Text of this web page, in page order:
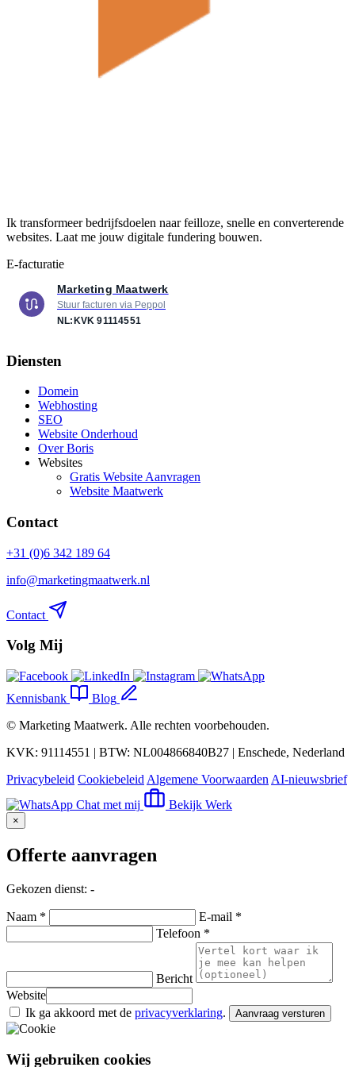
Ik transformeer bedrijfsdoelen naar feilloze, snelle en converterende
websites. Laat me jouw digitale fundering bouwen.
E-facturatie
Marketing Maatwerk
Stuur facturen via Peppol
NL:KVK 91114551
Diensten
Domein
Webhosting
SEO
Website Onderhoud
Over Boris
Websites
Gratis Website Aanvragen
Website Maatwerk
Contact
+31 (0)6 342 189 64
info@marketingmaatwerk.nl
Contact
Volg Mij
Kennisbank
Blog
© Marketing Maatwerk. Alle rechten voorbehouden.
KVK: 91114551 | BTW: NL004866840B27 | Enschede, Nederland
Privacybeleid Cookiebeleid Algemene Voorwaarden AI-nieuwsbrief
Chat met mij
Bekijk Werk
×
Offerte aanvragen
Gekozen dienst: -
Naam *
E-mail *
Telefoon *
Bericht
Website
Ik ga akkoord met de privacyverklaring. Aanvraag versturen
Wij gebruiken cookies